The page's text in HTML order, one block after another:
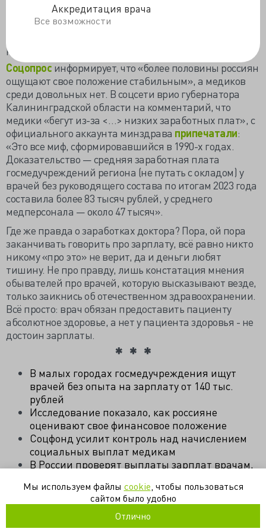
Аккредитация врача
Все возможности
время, то работа официантом буде куда выгоднее.
Обывателю всё равно на среднее арифметическое, он
рожать.
Соцопрос информирует, что «более половины россиян
ощущают свое положение стабильным», а медиков
среди довольных нет. В соцсети врио губернатора
Калининградской области на комментарий, что
медики «бегут из-за <…> низких заработных плат», с
официального аккаунта минздрава припечатали:
«Это все миф, сформировавшийся в 1990-х годах.
Доказательство — средняя заработная плата
госмедучреждений региона (не путать с окладом) у
врачей без руководящего состава по итогам 2023 года
составила более 83 тысяч рублей, у среднего
медперсонала — около 47 тысяч».
Где же правда о заработках доктора? Пора, ой пора
заканчивать говорить про зарплату, всё равно никто
никому «про это» не верит, да и деньги любят
тишину. Не про правду, лишь констатация мнения
обывателей про врачей, которую высказывают везде,
только заикнись об отечественном здравоохранении.
Всё просто: врач обязан предоставить пациенту
абсолютное здоровье, а нет у пациента здоровья - не
достоин зарплаты.
В малых городах госмедучреждения ищут
врачей без опыта на зарплату от 140 тыс.
рублей
Исследование показало, как россияне
оценивают свое финансовое положение
Соцфонд усилит контроль над начислением
социальных выплат медикам
В России проверят выплаты зарплат врачам,
пациенты
Мы используем файлы cookie , чтобы пользоваться
сайтом было удобно
Отлично